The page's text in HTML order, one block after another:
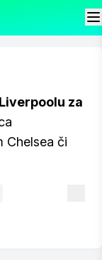
za
Chelsea či